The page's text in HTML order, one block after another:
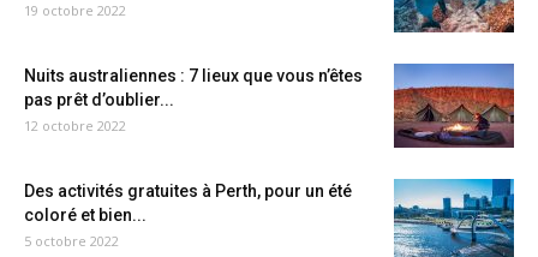
19 octobre 2022
Nuits australiennes : 7 lieux que vous n’êtes
pas prêt d’oublier...
12 octobre 2022
Des activités gratuites à Perth, pour un été
coloré et bien...
5 octobre 2022